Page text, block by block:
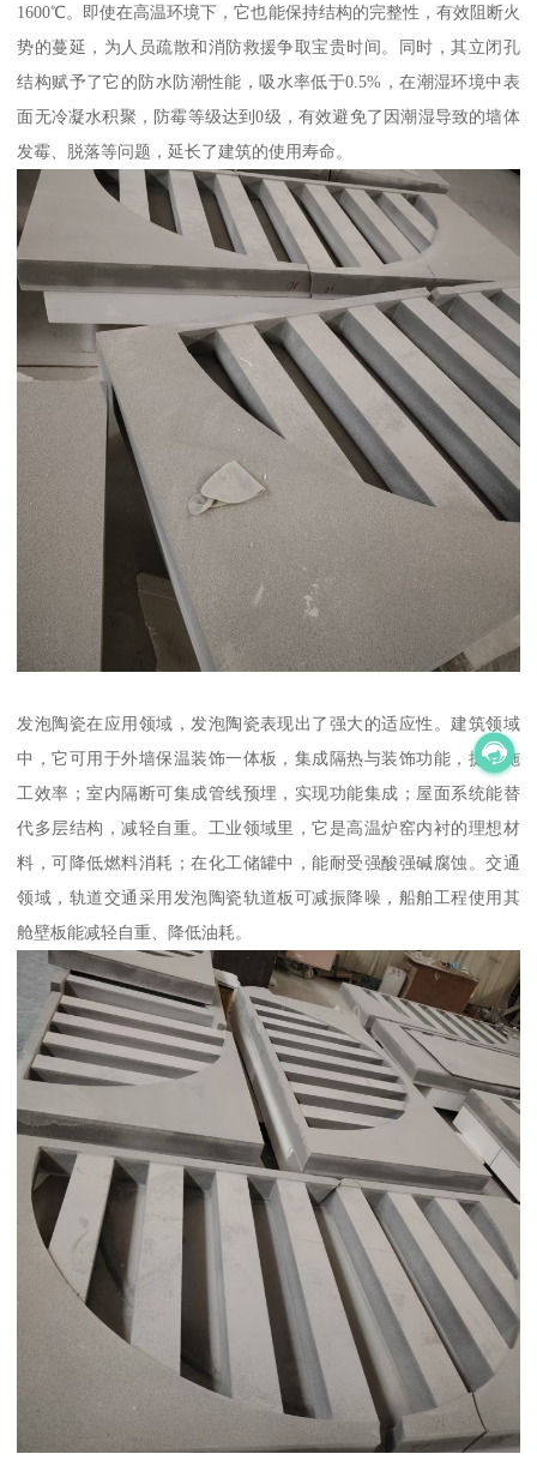
1600℃。即使在高温环境下，它也能保持结构的完整性，有效阻断火
势的蔓延，为人员疏散和消防救援争取宝贵时间。同时，其立闭孔
结构赋予了它的防水防潮性能，吸水率低于0.5%，在潮湿环境中表
面无冷凝水积聚，防霉等级达到0级，有效避免了因潮湿导致的墙体
发霉、脱落等问题，延长了建筑的使用寿命。
发泡陶瓷在应用领域，发泡陶瓷表现出了强大的适应性。建筑领域
中，它可用于外墙保温装饰一体板，集成隔热与装饰功能，提升施
工效率；室内隔断可集成管线预埋，实现功能集成；屋面系统能替
代多层结构，减轻自重。工业领域里，它是高温炉窑内衬的理想材
料，可降低燃料消耗；在化工储罐中，能耐受强酸强碱腐蚀。交通
领域，轨道交通采用发泡陶瓷轨道板可减振降噪，船舶工程使用其
舱壁板能减轻自重、降低油耗。